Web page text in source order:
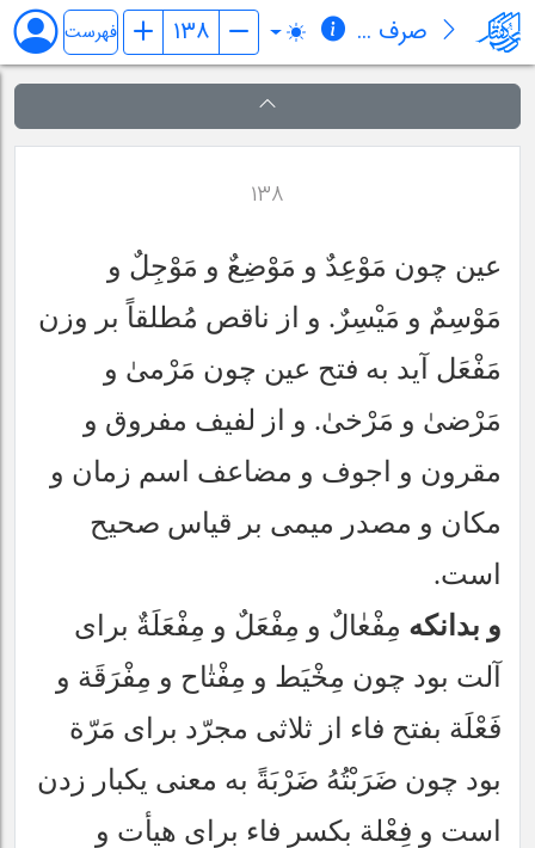
صرف میر فهرست
۱۳۸
عين چون مَوْعِدٌ و مَوْضِعٌ و مَوْجِلٌ و
مَوْسِمٌ و مَيْسِرٌ. و از ناقص مُطلقاً بر وزن
مَفْعَل آيد به فتح عين چون مَرْمىٰ و
مَرْضىٰ و مَرْخىٰ. و از لفيف مفروق و
مقرون و اجوف و مضاعف اسم زمان و
مكان و مصدر ميمى بر قياس صحيح
است.
و بدانكه مِفْعٰالٌ و مِفْعَلٌ و مِفْعَلَةٌ براى
آلت بود چون مِخْيَط و مِفْتٰاح و مِفْرَقَة و
فَعْلَة بفتح فاء از ثلاثى مجرّد براى مَرّة
بود چون ضَرَبْتُهُ ضَرْبَةً به معنى يكبار زدن
است و فِعْلة بكسر فاء براى هيأت و